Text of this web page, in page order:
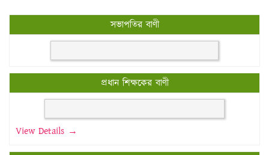
সভাপতির বাণী
প্রধান শিক্ষকের বাণী
View Details →